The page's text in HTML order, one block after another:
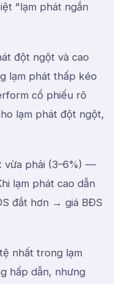
"lạm phát ngắn
đột ngột và cao
lạm phát thấp kéo
cổ phiếu rõ
lạm phát đột ngột,
vừa phải (3–6%) —
lạm phát cao dẫn
đắt hơn → giá BĐS
nhất trong lạm
hấp dẫn, nhưng